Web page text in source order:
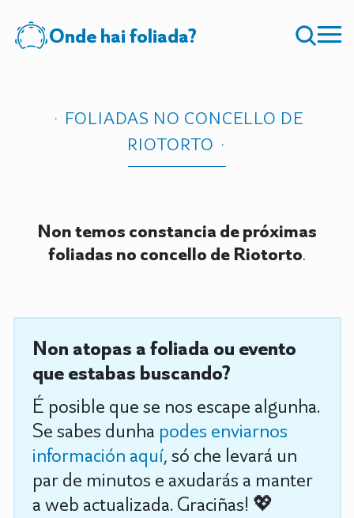
Onde hai foliada?
FOLIADAS NO CONCELLO DE
RIOTORTO
Non temos constancia de próximas
foliadas no concello de Riotorto.
Non atopas a foliada ou evento
que estabas buscando?
É posible que se nos escape algunha.
Se sabes dunha podes enviarnos
información aquí, só che levará un
par de minutos e axudarás a manter
a web actualizada. Graciñas! 💖